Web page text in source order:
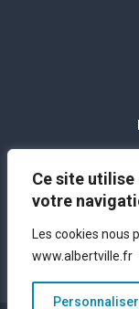
Ce site
votre
Les cookies nous
www.albertville.fr
Personnaliser